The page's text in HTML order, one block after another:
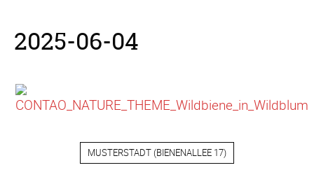
2025-06-04
MUSTERSTADT (BIENENALLEE 17)